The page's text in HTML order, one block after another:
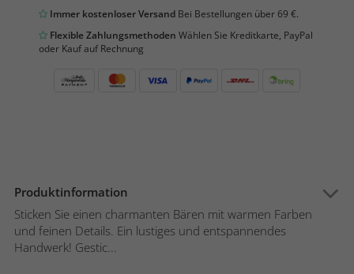
Immer kostenloser Versand Bei Bestellungen über 69 €.
Flexible Zahlungsmethoden Wählen Sie Kreditkarte, PayPal
oder Kauf auf Rechnung
Produktinformation
Sticken Sie einen charmanten Bären mit warmen Farben
und feinen Details. Ein lustiges und entspannendes
Handwerk! Gestic...